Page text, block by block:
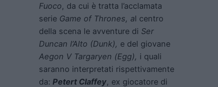
Fuoco, da cui è tratta l’acclamata
serie Game of Thrones, al centro
della scena le avventure di Ser
Duncan l’Alto (Dunk), e del giovane
Aegon V Targaryen (Egg), i quali
saranno interpretati rispettivamente
da: Petert Claffey, ex giocatore di